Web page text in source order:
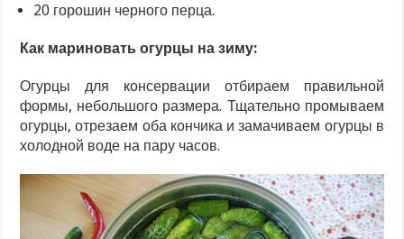
20 горошин черного перца.
Как мариновать огурцы на зиму:
Огурцы для консервации отбираем правильной
формы, небольшого размера. Тщательно промываем
огурцы, отрезаем оба кончика и замачиваем огурцы в
холодной воде на пару часов.